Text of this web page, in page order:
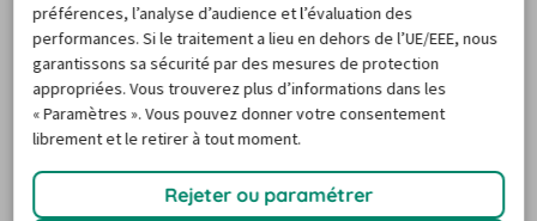
Questions fréquentes sur la
location de voiture à Chalon-sur-
Saône
préférences, l’analyse d’audience et l’évaluation des
performances. Si le traitement a lieu en dehors de l’UE/EEE, nous
garantissons sa sécurité par des mesures de protection
appropriées. Vous trouverez plus d’informations dans les
« Paramètres ». Vous pouvez donner votre consentement
librement et le retirer à tout moment.
Rejeter ou paramétrer